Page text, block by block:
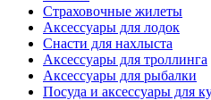
Страховочные жилеты
Аксессуары для лодок
Снасти для нахлыста
Аксессуары для троллинга
Аксессуары для рыбалки
Посуда и аксессуары для